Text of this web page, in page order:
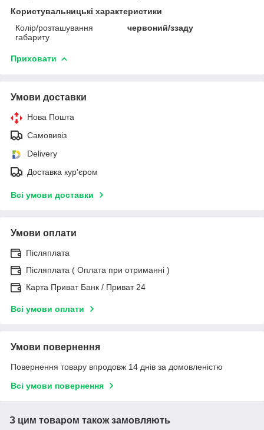
Користувальницькі характеристики
Колір/розташування
габариту
червоний/ззаду
Приховати
Умови доставки
Нова Пошта
Самовивіз
Delivery
Доставка кур'єром
Всі умови доставки
Умови оплати
Післяплата
Післяплата ( Оплата при отриманні )
Карта Приват Банк / Приват 24
Всі умови оплати
Умови повернення
Повернення товару впродовж 14 днів за домовленістю
Всі умови повернення
З цим товаром також замовляють